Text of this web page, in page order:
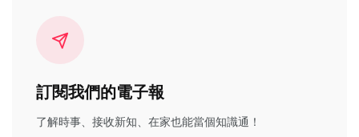
訂閱我們的電子報
了解時事、接收新知、在家也能當個知識通！